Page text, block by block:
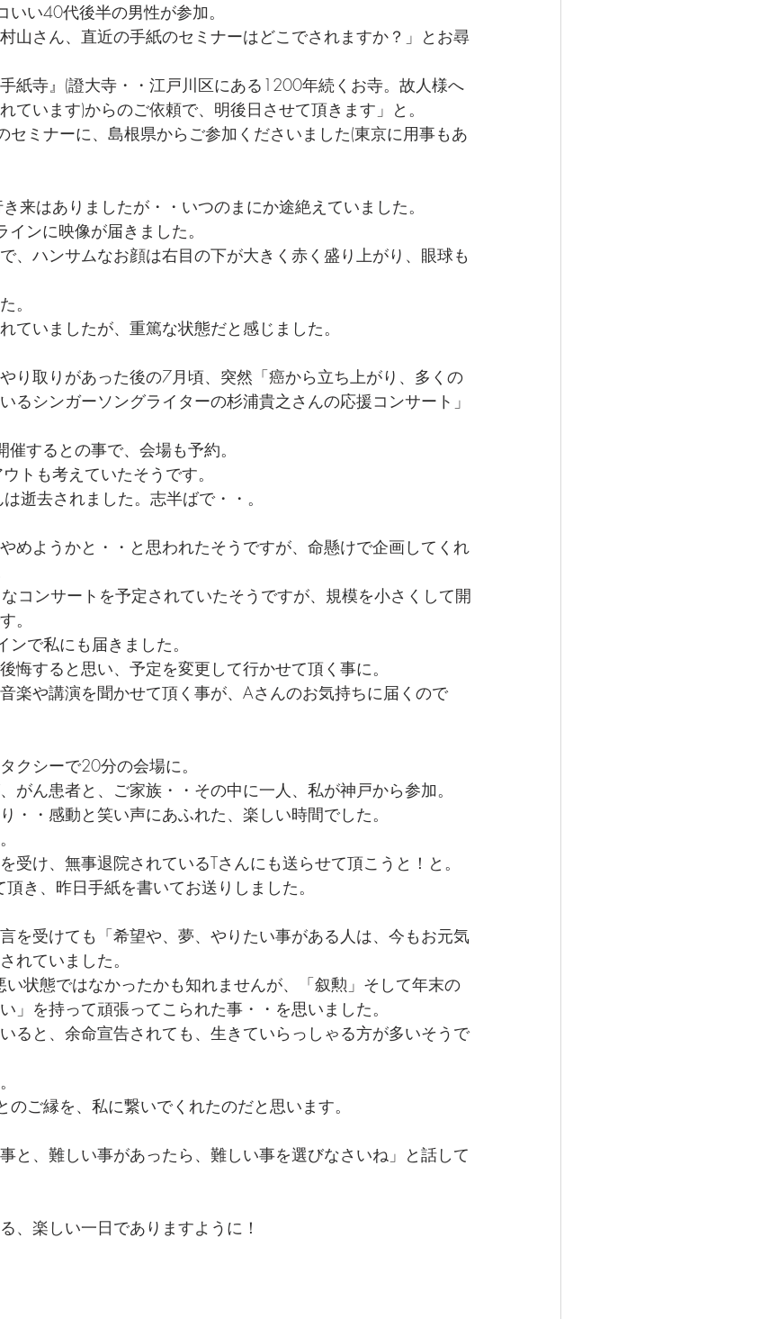
い40代後半の男性が参加。
山さん、直近の手紙のセミナーはどこでされますか？」とお尋
紙寺』(證大寺・・江戸川区にある1200年続くお寺。故人様へ
ています)からのご依頼で、明後日させて頂きます」と。
セミナーに、島根県からご参加くださいました(東京に用事もあ
来はありましたが・・いつのまにか途絶えていました。
ンに映像が届きました。
、ハンサムなお顔は右目の下が大きく赤く盛り上がり、眼球も
。
ていましたが、重篤な状態だと感じました。
り取りがあった後の7月頃、突然「癌から立ち上がり、多くの
るシンガーソングライターの杉浦貴之さんの応援コンサート」
するとの事で、会場も予約。
トも考えていたそうです。
逝去されました。志半ばで・・。
めようかと・・と思われたそうですが、命懸けで企画してくれ
コンサートを予定されていたそうですが、規模を小さくして開
。
で私にも届きました。
悔すると思い、予定を変更して行かせて頂く事に。
楽や講演を聞かせて頂く事が、Aさんのお気持ちに届くので
クシーで20分の会場に。
がん患者と、ご家族・・その中に一人、私が神戸から参加。
・・感動と笑い声にあふれた、楽しい時間でした。
受け、無事退院されているTさんにも送らせて頂こうと！と。
き、昨日手紙を書いてお送りしました。
を受けても「希望や、夢、やりたい事がある人は、今もお元気
れていました。
い状態ではなかったかも知れませんが、「叙勲」そして年末の
」を持って頑張ってこられた事・・を思いました。
ると、余命宣告されても、生きていらっしゃる方が多いそうで
ご縁を、私に繋いでくれたのだと思います。
と、難しい事があったら、難しい事を選びなさいね」と話して
、楽しい一日でありますように！